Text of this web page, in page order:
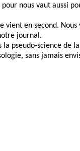
nous vaut aussi
vient en second.
journal.
la pseudo-science de
sans jamais